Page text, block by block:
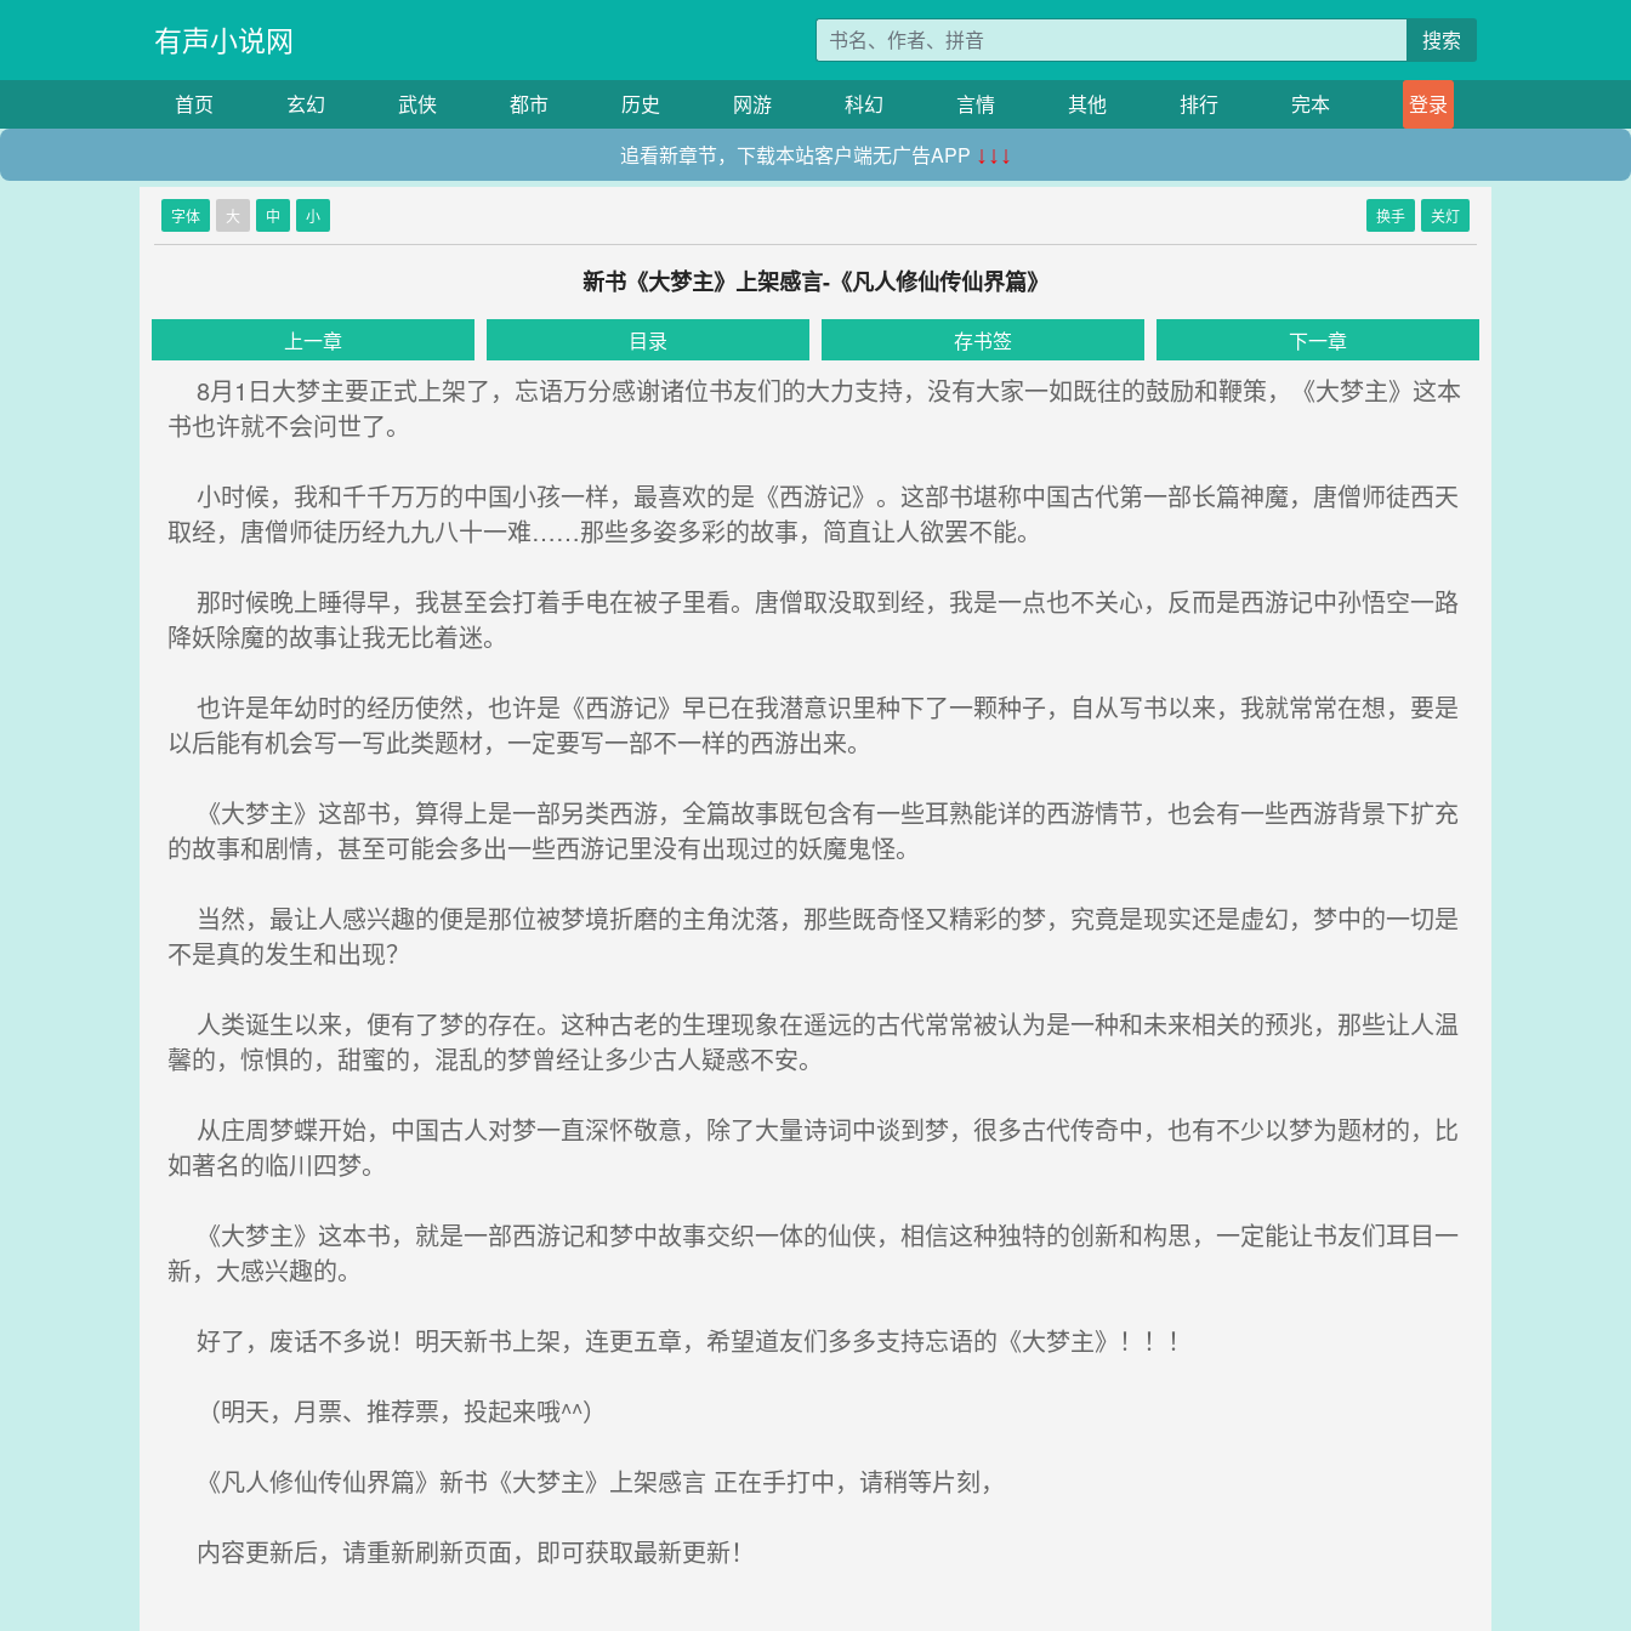
有声小说网 搜索
首页 玄幻 武侠 都市 历史 网游 科幻 言情 其他 排行 完本
登录
追看新章节，下载本站客户端无广告APP ↓↓↓
字体 大 中 小 换手 关灯
新书《大梦主》上架感言-《凡人修仙传仙界篇》
上一章 目录 存书签 下一章
8月1日大梦主要正式上架了，忘语万分感谢诸位书友们的大力支持，没有大家一如既往的鼓励和鞭策，《大梦主》这本
书也许就不会问世了。
小时候，我和千千万万的中国小孩一样，最喜欢的是《西游记》。这部书堪称中国古代第一部长篇神魔，唐僧师徒西天
取经，唐僧师徒历经九九八十一难……那些多姿多彩的故事，简直让人欲罢不能。
那时候晚上睡得早，我甚至会打着手电在被子里看。唐僧取没取到经，我是一点也不关心，反而是西游记中孙悟空一路
降妖除魔的故事让我无比着迷。
也许是年幼时的经历使然，也许是《西游记》早已在我潜意识里种下了一颗种子，自从写书以来，我就常常在想，要是
以后能有机会写一写此类题材，一定要写一部不一样的西游出来。
《大梦主》这部书，算得上是一部另类西游，全篇故事既包含有一些耳熟能详的西游情节，也会有一些西游背景下扩充
的故事和剧情，甚至可能会多出一些西游记里没有出现过的妖魔鬼怪。
当然，最让人感兴趣的便是那位被梦境折磨的主角沈落，那些既奇怪又精彩的梦，究竟是现实还是虚幻，梦中的一切是
不是真的发生和出现？
人类诞生以来，便有了梦的存在。这种古老的生理现象在遥远的古代常常被认为是一种和未来相关的预兆，那些让人温
馨的，惊惧的，甜蜜的，混乱的梦曾经让多少古人疑惑不安。
从庄周梦蝶开始，中国古人对梦一直深怀敬意，除了大量诗词中谈到梦，很多古代传奇中，也有不少以梦为题材的，比
如著名的临川四梦。
《大梦主》这本书，就是一部西游记和梦中故事交织一体的仙侠，相信这种独特的创新和构思，一定能让书友们耳目一
新，大感兴趣的。
好了，废话不多说！明天新书上架，连更五章，希望道友们多多支持忘语的《大梦主》！！！
（明天，月票、推荐票，投起来哦^^）
《凡人修仙传仙界篇》新书《大梦主》上架感言 正在手打中，请稍等片刻，
内容更新后，请重新刷新页面，即可获取最新更新！